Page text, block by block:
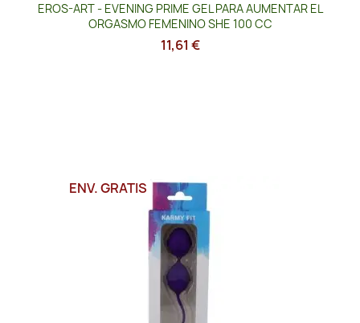
EROS-ART - EVENING PRIME GEL PARA AUMENTAR EL
ORGASMO FEMENINO SHE 100 CC
11,61 €
ENV. GRATIS